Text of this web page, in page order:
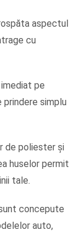
aspectul
cu
pe
simplu
de poliester și
huselor permit
tale.
concepute
auto,